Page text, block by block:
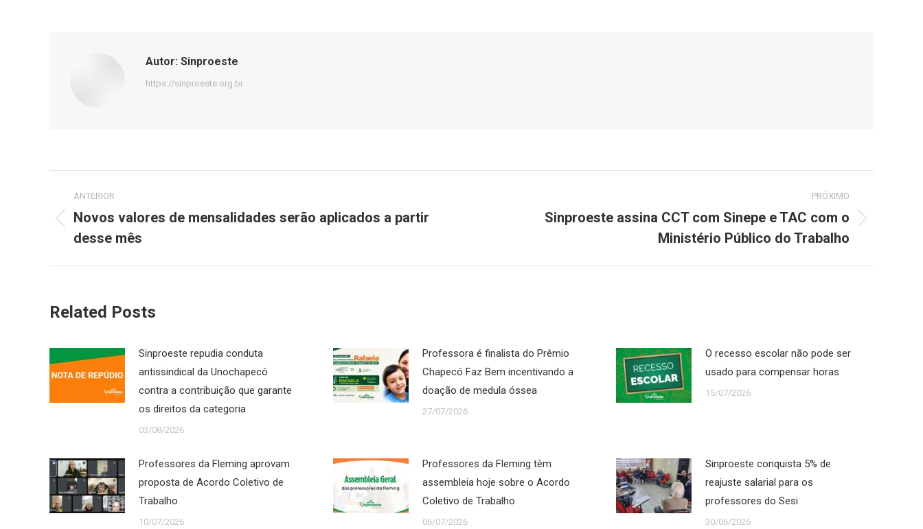
Autor: Sinproeste
https://sinproeste.org.br
de
post:
ANTERIOR
Post
anterior:
Novos valores de mensalidades serão aplicados a partir
desse mês
PRÓXIMO
Sinproeste assina CCT com Sinepe e TAC com o
Ministério Público do Trabalho
Related Posts
Sinproeste repudia conduta
antissindical da Unochapecó
contra a contribuição que garante
os direitos da categoria
03/08/2026
Professora é finalista do Prêmio
Chapecó Faz Bem incentivando a
doação de medula óssea
27/07/2026
O recesso escolar não pode ser
usado para compensar horas
15/07/2026
Professores da Fleming aprovam
proposta de Acordo Coletivo de
Trabalho
10/07/2026
Professores da Fleming têm
assembleia hoje sobre o Acordo
Coletivo de Trabalho
06/07/2026
Sinproeste conquista 5% de
reajuste salarial para os
professores do Sesi
30/06/2026